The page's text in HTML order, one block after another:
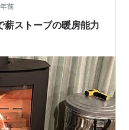
よく見ると火室の天井
…
前
ストーブの暖房能力